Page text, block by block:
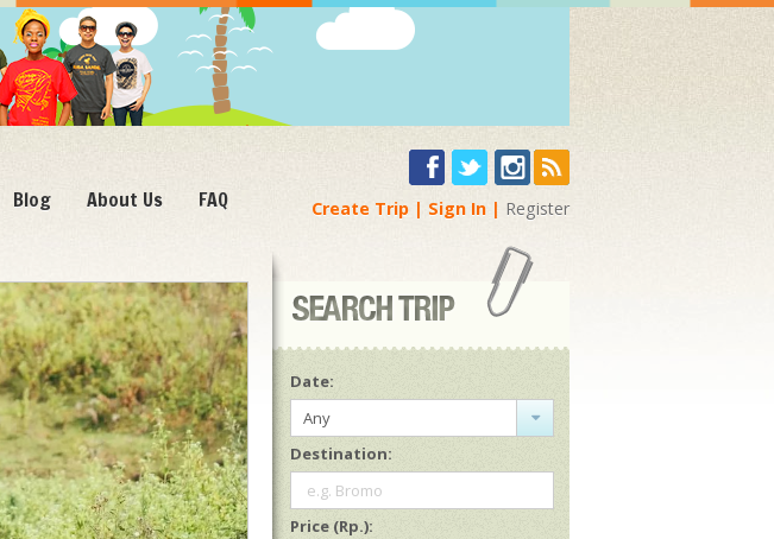
Blog About Us FAQ Create Trip Sign In Register
Date:
Any
Destination:
e.g. Bromo
Price (Rp.):